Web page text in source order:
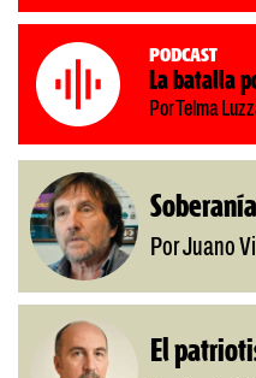
Podcast
La batalla
Por Telma
Por Juano
El